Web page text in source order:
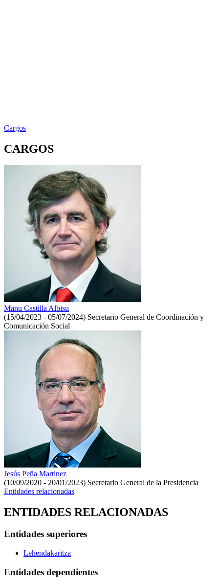
Cargos
CARGOS
Manu Castilla Albisu
(15/04/2023 - 05/07/2024) Secretario General de Coordinación y
Comunicación Social
Jesús Peña Martinez
(10/09/2020 - 20/01/2023) Secretario General de la Presidencia
Entidades relacionadas
ENTIDADES RELACIONADAS
Entidades superiores
Lehendakaritza
Entidades dependientes